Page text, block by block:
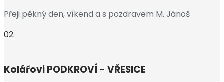
Přeji pěkný den, víkend a s pozdravem M. Jánoš
02.
KolářoviPODKROVÍ - VŘESICE